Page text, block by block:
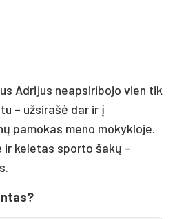
Adrijus neapsiribojo vien tik
– užsirašė dar ir į
pamokas meno mokykloje.
ir keletas sporto šakų –